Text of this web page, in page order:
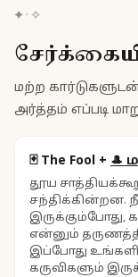
✦ · ✧
மற்ற
அர்த்தம் எப்படி
🃏 The Fool + 🎩
தூய
சந்திக்கின்றன.
என்னும்
இப்போது
கருவிகளும்